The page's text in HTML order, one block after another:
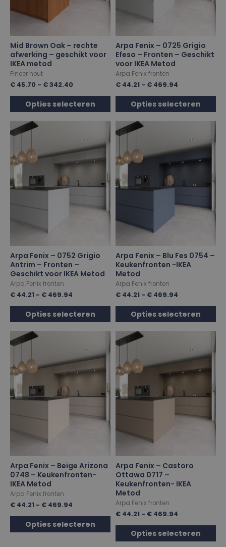
Mid Brown Oak – rechte
afwerking – geschikt voor
IKEA metod
Fineer hout
€ 45.70 - €342.40
Opties selecteren
Arpa Fenix – 0725 Grigio
Efeso – Fronten – Geschikt
voor IKEA Metod
Arpa Fenix fronten
€ 44.21 - € 469.94
Opties selecteren
Arpa Fenix – 0752 Grigio
Antrim – Fronten –
Geschikt voor IKEA Metod
Arpa Fenix fronten
€ 44.21 - € 469.94
Opties selecteren
Arpa Fenix – Blu Fes 0754 –
Keukenfronten -IKEA
Metod
Arpa Fenix fronten
€ 44.21 - € 469.94
Opties selecteren
Arpa Fenix – Beige Arizona
0748 – Keukenfronten-
IKEA Metod
Arpa Fenix fronten
€ 44.21 - € 469.94
Opties selecteren
Arpa Fenix – Castoro
Ottawa 0717 –
Keukenfronten- IKEA
Metod
Arpa Fenix fronten
€ 44.21 - € 469.94
Opties selecteren